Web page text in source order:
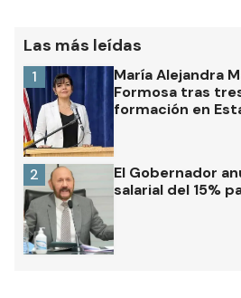
Las más leídas
María Alejandra
Formosa tras
formación en
1
El Gobernador
salarial del 15%
2